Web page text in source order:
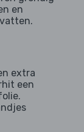
en
extra
een